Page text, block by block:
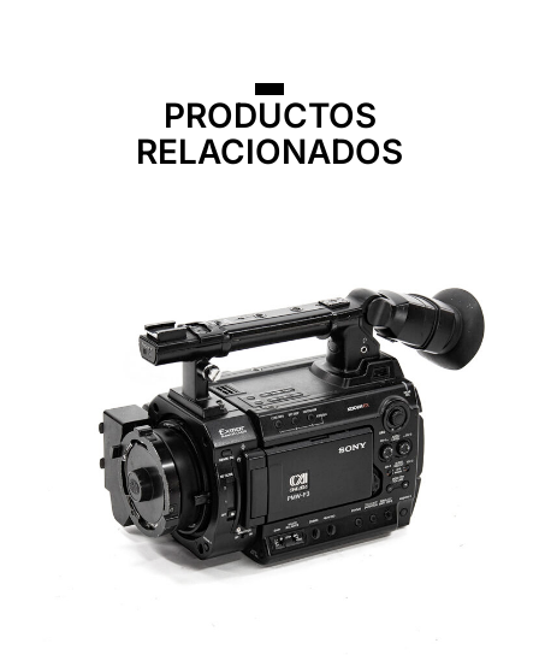
PRODUCTOS
RELACIONADOS